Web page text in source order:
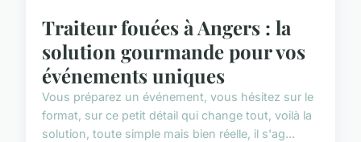
Traiteur fouées à Angers : la
solution gourmande pour vos
événements uniques
Vous préparez un événement, vous hésitez sur le
format, sur ce petit détail qui change tout, voilà la
solution, toute simple mais bien réelle, il s'ag...